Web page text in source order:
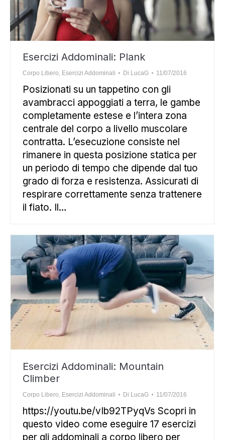
Esercizi Addominali: Plank
Corpo Libero, Esercizi Addominali Di LucaG 11/07/2016
Posizionati su un tappetino con gli
avambracci appoggiati a terra, le gambe
completamente estese e l’intera zona
centrale del corpo a livello muscolare
contratta. L’esecuzione consiste nel
rimanere in questa posizione statica per
un periodo di tempo che dipende dal tuo
grado di forza e resistenza. Assicurati di
respirare correttamente senza trattenere
il fiato. Il…
Esercizi Addominali: Mountain
Climber
Corpo Libero, Esercizi Addominali Di LucaG 11/07/2016
https://youtu.be/vIb92TPyqVs Scopri in
questo video come eseguire 17 esercizi
per gli addominali a corpo libero per